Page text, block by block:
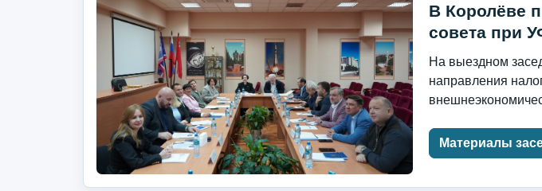
В Королёве
совета при
На выездном
направления
Материалы